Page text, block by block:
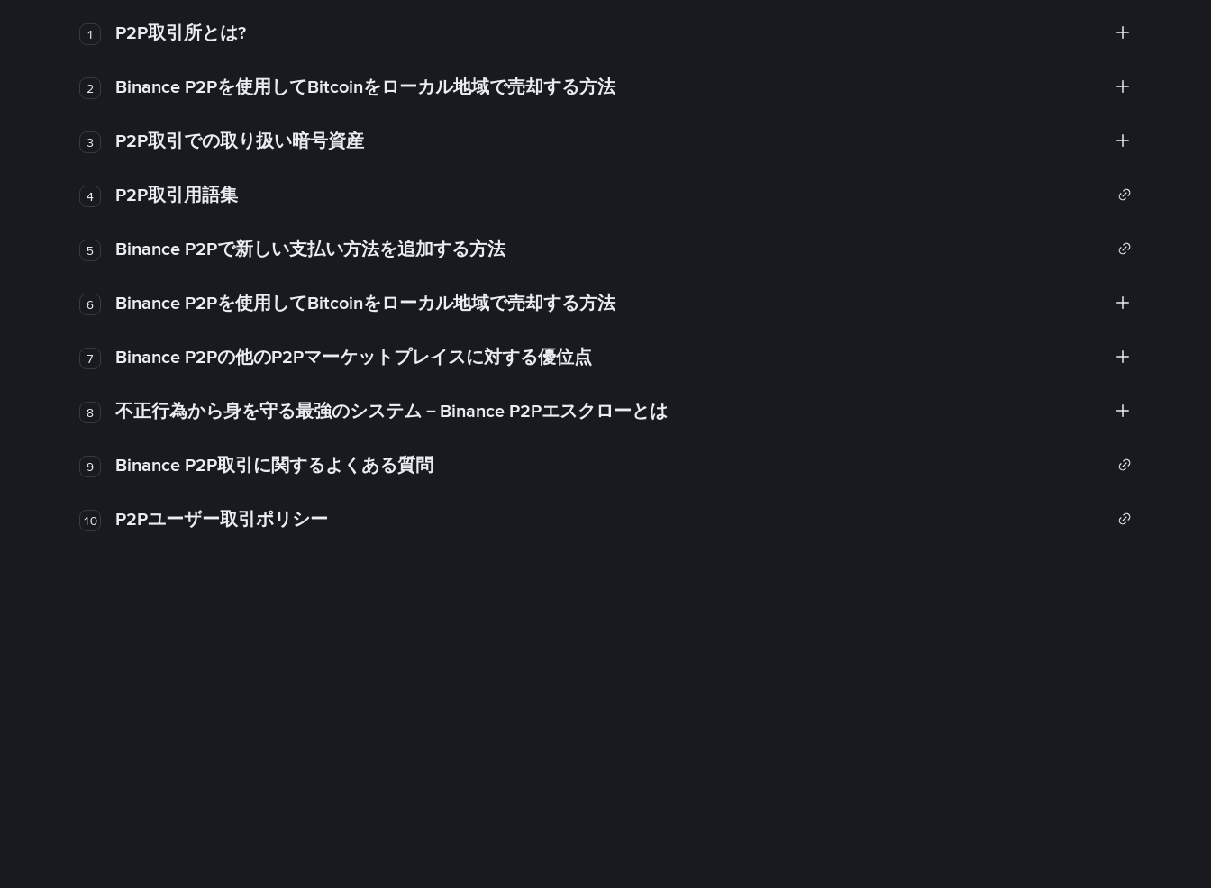
1 P2P取引所とは?
2 Binance P2Pを使用してBitcoinをローカル地域で売却する方法
3 P2P取引での取り扱い暗号資産
4 P2P取引用語集
5 Binance P2Pで新しい支払い方法を追加する方法
6 Binance P2Pを使用してBitcoinをローカル地域で売却する方法
7 Binance P2Pの他のP2Pマーケットプレイスに対する優位点
8 不正行為から身を守る最強のシステム－Binance P2Pエスクローとは
9 Binance P2P取引に関するよくある質問
10 P2Pユーザー取引ポリシー